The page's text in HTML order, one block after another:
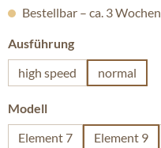
Bestellbar – ca. 3 Wochen
Ausführungauswählen
high speed
normal
Modellauswählen
Element 7
Element 9